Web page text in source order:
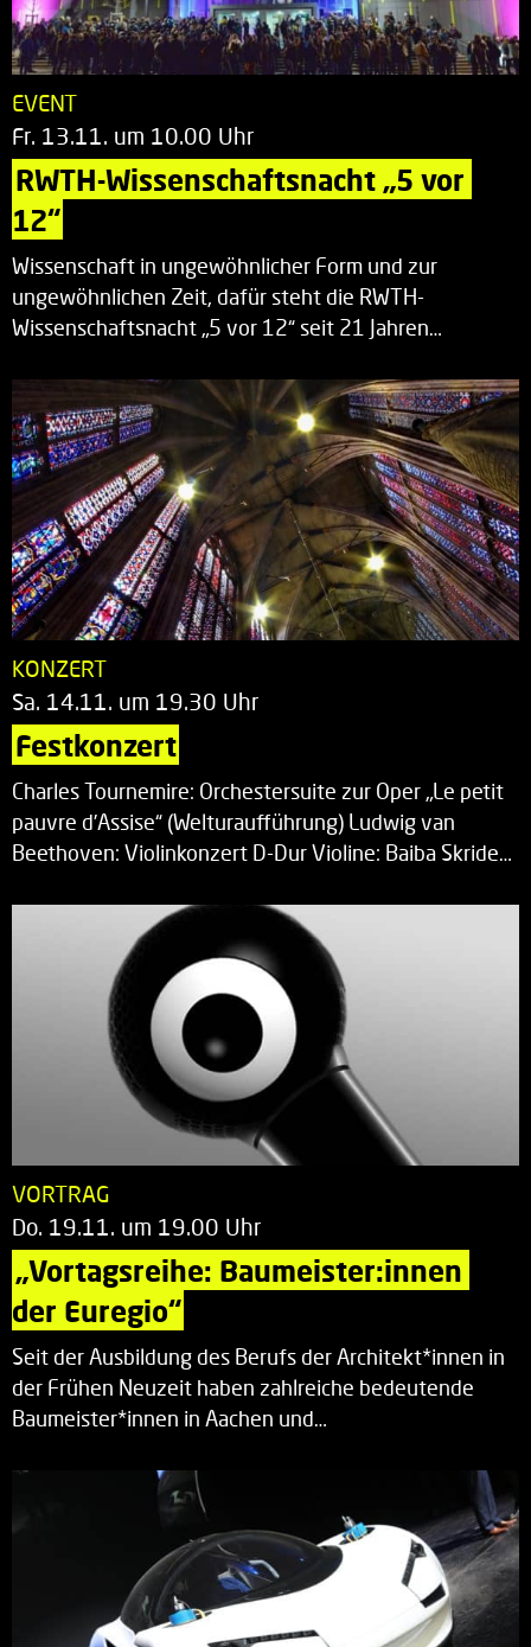
EVENT
Fr. 13.11. um 10.00 Uhr
RWTH-Wissenschaftsnacht „5 vor
12“
Wissenschaft in ungewöhnlicher Form und zur
ungewöhnlichen Zeit, dafür steht die RWTH-
Wissenschaftsnacht „5 vor 12“ seit 21 Jahren…
KONZERT
Sa. 14.11. um 19.30 Uhr
Festkonzert
Charles Tournemire: Orchestersuite zur Oper „Le petit
pauvre d’Assise“ (Welturaufführung) Ludwig van
Beethoven: Violinkonzert D-Dur Violine: Baiba Skride…
VORTRAG
Do. 19.11. um 19.00 Uhr
„Vortagsreihe: Baumeister:innen
der Euregio“
Seit der Ausbildung des Berufs der Architekt*innen in
der Frühen Neuzeit haben zahlreiche bedeutende
Baumeister*innen in Aachen und…